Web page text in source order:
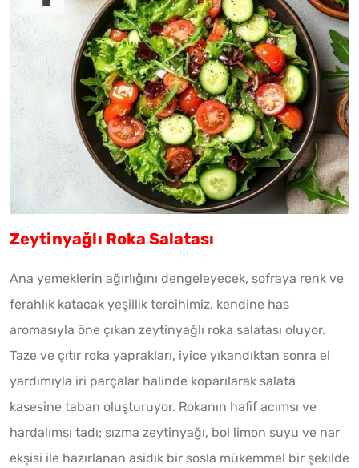
Zeytinyağlı Roka Salatası
Ana yemeklerin ağırlığını dengeleyecek, sofraya renk ve
ferahlık katacak yeşillik tercihimiz, kendine has
aromasıyla öne çıkan zeytinyağlı roka salatası oluyor.
Taze ve çıtır roka yaprakları, iyice yıkandıktan sonra el
yardımıyla iri parçalar halinde koparılarak salata
kasesine taban oluşturuyor. Rokanın hafif acımsı ve
hardalımsı tadı; sızma zeytinyağı, bol limon suyu ve nar
ekşisi ile hazırlanan asidik bir sosla mükemmel bir şekilde